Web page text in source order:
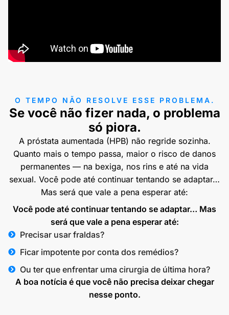
O TEMPO NÃO RESOLVE ESSE PROBLEMA.
Se você não fizer nada, o problema
só piora.
A próstata aumentada (HPB) não regride sozinha.
Quanto mais o tempo passa, maior o risco de danos
permanentes — na bexiga, nos rins e até na vida
sexual. Você pode até continuar tentando se adaptar…
Mas será que vale a pena esperar até:
Você pode até continuar tentando se adaptar… Mas
será que vale a pena esperar até:
Precisar usar fraldas?
Ficar impotente por conta dos remédios?
Ou ter que enfrentar uma cirurgia de última hora?
A boa notícia é que você não precisa deixar chegar
nesse ponto.